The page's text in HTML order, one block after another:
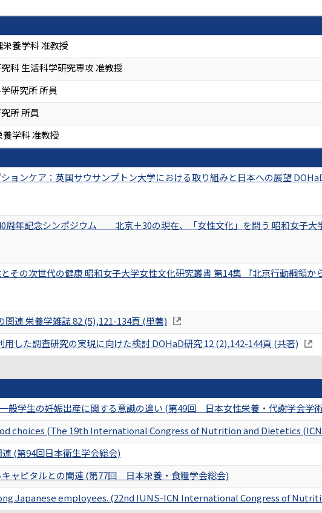
養学科 准教授
科 生活科学研究専攻 准教授
研究所 所員
所 所員
学科 准教授
ョンケア：英国サウサンプトン大学における取り組みと日本への展望
周年記念シンポジウム 北京＋30の現在、「女性文化」を問う 昭和女子大
その次世代の健康 昭和女子大学女性文化研究叢書 第14集 『北京行動綱領か
連 栄養学雑誌 82 (5),121-134頁 (単著)
した調査研究の実現に向けた検討 DOHaD研究 12 (2),142-144頁 (共著)
般学生の妊娠出産に関する意識の違い (第49回 日本女性栄養・代謝学会学
choices (The 19th International Congress of Nutrition and Dietetics
(第94回日本衛生学会総会)
ャピタルとの関連 (第77回 日本栄養・食糧学会総会)
Japanese employees. (22nd IUNS-ICN International Congress of